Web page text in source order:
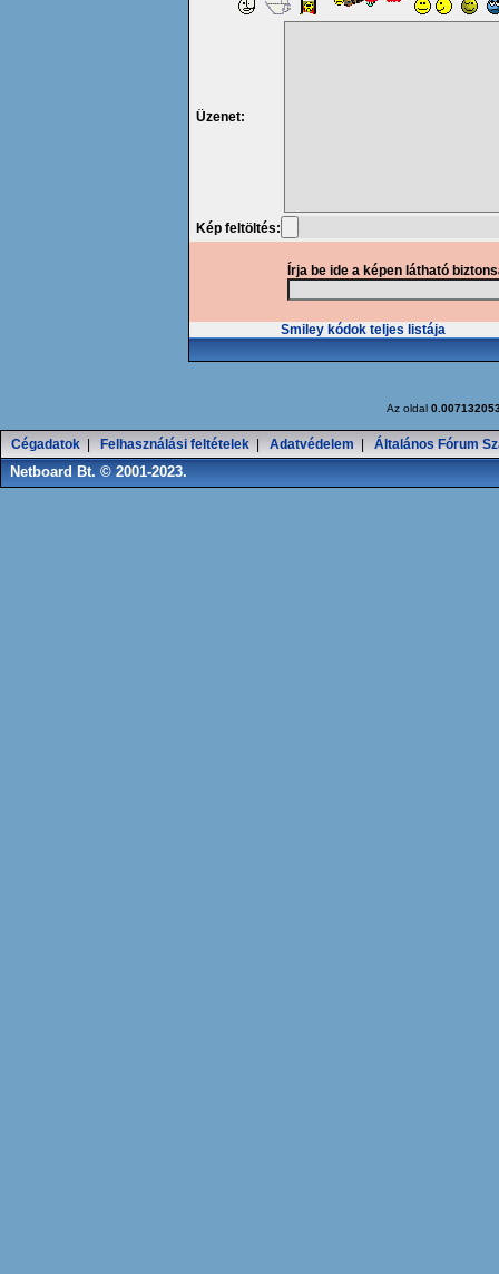
Üzenet:
Kép feltöltés:
Írja be ide a képen látható
Smiley kódok teljes listája
Az oldal
Cégadatok Felhasználási feltételek Adatvédelem Általános Fórum
Netboard Bt. © 2001-2023.